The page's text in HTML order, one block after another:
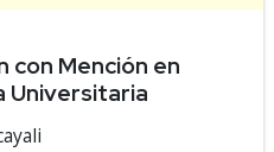
con Mención en
Universitaria